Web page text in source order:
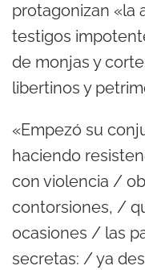
protagonizan «la
testigos
de monjas y
libertinos y
«Empezó su
haciendo
con violencia /
contorsiones, /
ocasiones / las
secretas: / ya